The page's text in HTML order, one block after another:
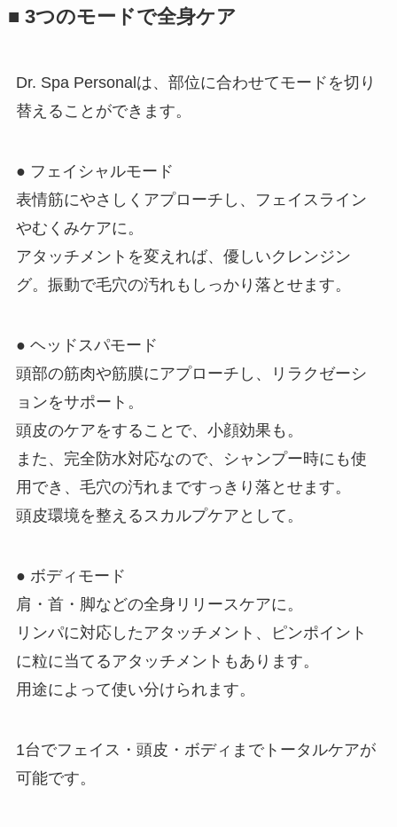
■ 3つのモードで全身ケア
Dr. Spa Personalは、部位に合わせてモードを切り
替えることができます。
● フェイシャルモード
表情筋にやさしくアプローチし、フェイスライン
やむくみケアに。
アタッチメントを変えれば、優しいクレンジン
グ。振動で毛穴の汚れもしっかり落とせます。
● ヘッドスパモード
頭部の筋肉や筋膜にアプローチし、リラクゼーシ
ョンをサポート。
頭皮のケアをすることで、小顔効果も。
また、完全防水対応なので、シャンプー時にも使
用でき、毛穴の汚れまですっきり落とせます。
頭皮環境を整えるスカルプケアとして。
● ボディモード
肩・首・脚などの全身リリースケアに。
リンパに対応したアタッチメント、ピンポイント
に粒に当てるアタッチメントもあります。
用途によって使い分けられます。
1台でフェイス・頭皮・ボディまでトータルケアが
可能です。